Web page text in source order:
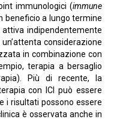
immunologici (immune
beneficio a lungo termine
indipendentemente
considerazione
in combinazione con
terapia a bersaglio
Più di recente, la
con ICI può essere
i risultati possono essere
è osservata anche in